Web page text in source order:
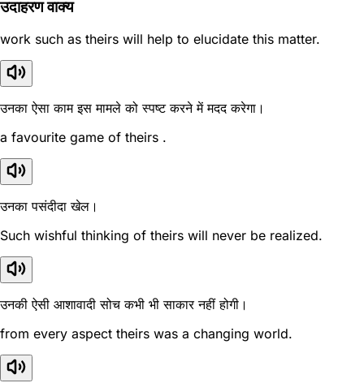
उदाहरण वाक्य
work such as theirs will help to elucidate this matter.
उनका ऐसा काम इस मामले को स्पष्ट करने में मदद करेगा।
a favourite game of theirs .
उनका पसंदीदा खेल।
Such wishful thinking of theirs will never be realized.
उनकी ऐसी आशावादी सोच कभी भी साकार नहीं होगी।
from every aspect theirs was a changing world.